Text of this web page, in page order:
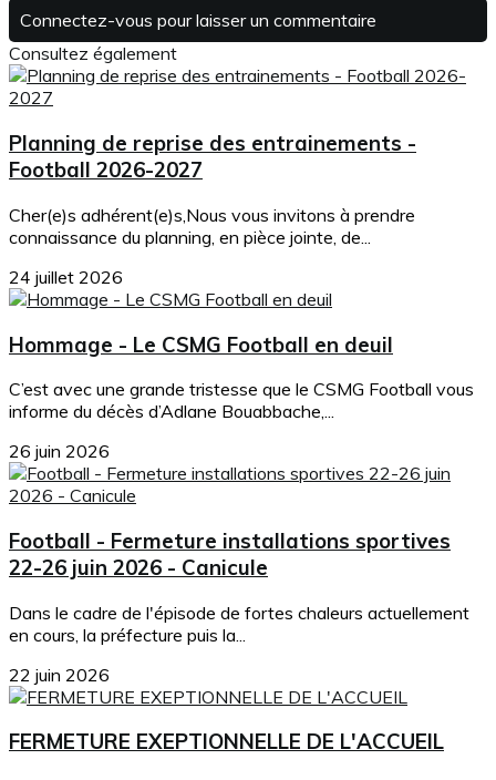
Connectez-vous pour laisser un commentaire
Consultez également
Planning de reprise des entrainements -
Football 2026-2027
Cher(e)s adhérent(e)s,Nous vous invitons à prendre
connaissance du planning, en pièce jointe, de...
24 juillet 2026
Hommage - Le CSMG Football en deuil
C’est avec une grande tristesse que le CSMG Football vous
informe du décès d’Adlane Bouabbache,...
26 juin 2026
Football - Fermeture installations sportives
22-26 juin 2026 - Canicule
Dans le cadre de l'épisode de fortes chaleurs actuellement
en cours, la préfecture puis la...
22 juin 2026
FERMETURE EXEPTIONNELLE DE L'ACCUEIL